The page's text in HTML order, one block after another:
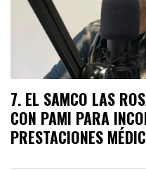
EL SAMCO LAS
CON PAMI PARA
PRESTACIONES